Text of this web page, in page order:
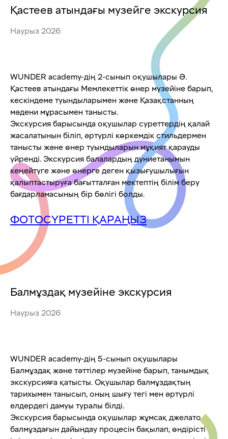
Қастеев атындағы музейге экскурсия
Наурыз 2026
WUNDER academy-дің 2-сынып оқушылары Ә.
Қастеев атындағы Мемлекеттік өнер музейіне барып,
кескіндеме туындыларымен және Қазақстанның
мәдени мұрасымен танысты.
Экскурсия барысында оқушылар суреттердің қалай
жасалатынын біліп, әртүрлі көркемдік стильдермен
танысты және өнер туындыларын мұқият қарауды
үйренді. Экскурсия балалардың дүниетанымын
кеңейтуге және өнерге деген қызығушылығын
қалыптастыруға бағытталған мектептің білім беру
бағдарламасының бір бөлігі болды.
ФОТОСҮРЕТТІ ҚАРАҢЫЗ
Балмұздақ музейіне экскурсия
Наурыз 2026
WUNDER academy-дің 5-сынып оқушылары
Балмұздақ және тәттілер музейіне барып, танымдық
экскурсияға қатысты. Оқушылар балмұздақтың
тарихымен танысып, оның шығу тегі мен әртүрлі
елдердегі дамуы туралы білді.
Экскурсия барысында оқушылар жұмсақ джелато
балмұздағын дайындау процесін бақылап, өндірісті